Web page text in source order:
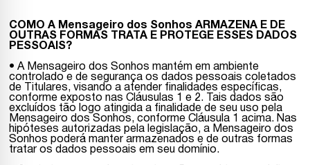
COMO A Mensageiro dos Sonhos ARMAZENA E DE
OUTRAS FORMAS TRATA E PROTEGE ESSES DADOS
PESSOAIS?
• A Mensageiro dos Sonhos mantém em ambiente
controlado e de segurança os dados pessoais coletados
de Titulares, visando a atender finalidades específicas,
conforme exposto nas Cláusulas 1 e 2. Tais dados são
excluídos tão logo atingida a finalidade de seu uso pela
Mensageiro dos Sonhos, conforme Cláusula 1 acima. Nas
hipóteses autorizadas pela legislação, a Mensageiro dos
Sonhos poderá manter armazenados e de outras formas
tratar os dados pessoais em seu domínio.